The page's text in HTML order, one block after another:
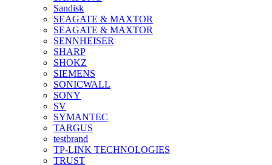
Sandisk
SEAGATE & MAXTOR
SEAGATE & MAXTOR
SENNHEISER
SHARP
SHOKZ
SIEMENS
SONICWALL
SONY
SV
SYMANTEC
TARGUS
testbrand
TP-LINK TECHNOLOGIES
TRUST